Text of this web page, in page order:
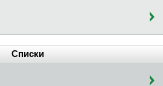
Списки